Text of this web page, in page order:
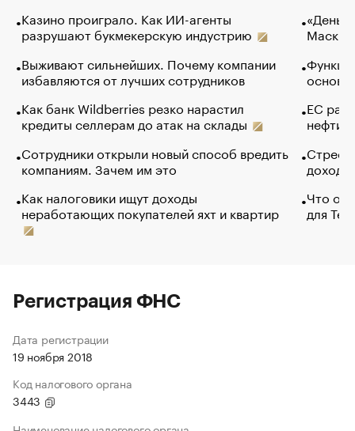
Казино проиграло. Как ИИ-агенты
разрушают букмекерскую индустрию
Выживают сильнейших. Почему компании
избавляются от лучших сотрудников
Как банк Wildberries резко нарастил
кредиты селлерам до атак на склады
Сотрудники открыли новый способ вредить
компаниям. Зачем им это
Как налоговики ищут доходы
неработающих покупателей яхт и квартир
Маск в
основ
ЕС
нефти
Что
для
Регистрация ФНС
Дата регистрации
19 ноября 2018
Код налогового органа
3443